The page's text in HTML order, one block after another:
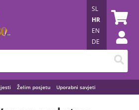
Želim posjetu Uporabni savjeti
SL
HR
EN
DE